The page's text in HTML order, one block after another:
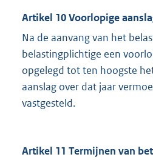
Artikel 10 Voorlopige
Na de aanvang van het
belastingplichtige een
opgelegd tot ten hoogste
aanslag over dat jaar
vastgesteld.
Artikel 11 Termijnen van